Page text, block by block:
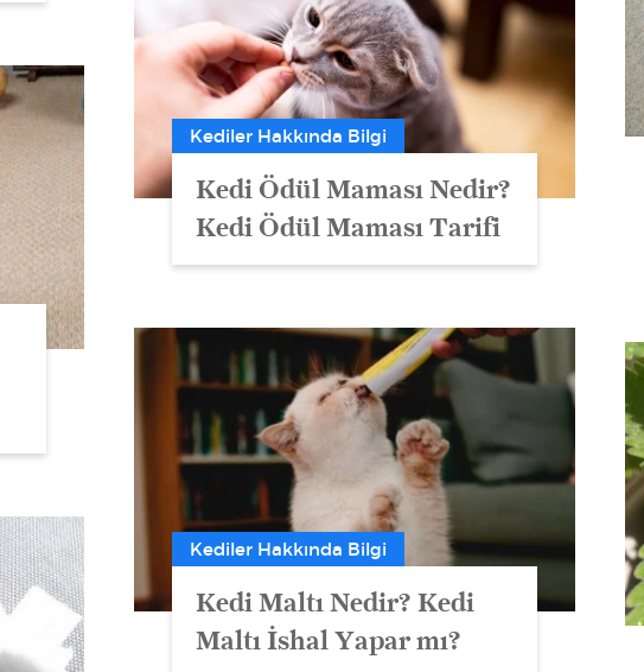
Kediler Hakkında Bilgi
Kedi Ödül Maması Nedir?
Kedi Ödül Maması Tarifi
Kediler Hakkında Bilgi
Kedi Maltı Nedir? Kedi
Maltı İshal Yapar mı?